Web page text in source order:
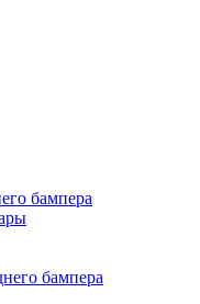
бампера
бампера